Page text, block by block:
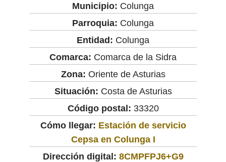
Municipio: Colunga
Parroquia: Colunga
Entidad: Colunga
Comarca: Comarca de la Sidra
Zona: Oriente de Asturias
Situación: Costa de Asturias
Código postal: 33320
Cómo llegar: Estación de servicio
Cepsa en Colunga I
Dirección digital: 8CMPFPJ6+G9